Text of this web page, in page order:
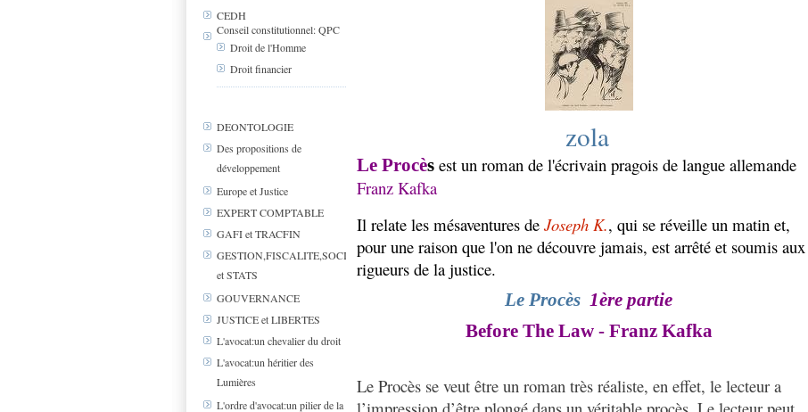
CEDH
Conseil constitutionnel: QPC
Droit de l'Homme
Droit financier
DEONTOLOGIE
Des propositions de
développement
Europe et Justice
EXPERT COMPTABLE
GAFI et TRACFIN
GESTION,FISCALITE,SOCIAL
et STATS
GOUVERNANCE
JUSTICE et LIBERTES
L'avocat:un chevalier du droit
L'avocat:un héritier des
Lumières
L'ordre d'avocat:un pilier de la
zola
Le Procès est un roman de l'écrivain pragois de langue allemande
Franz Kafka
Il relate les mésaventures de Joseph K., qui se réveille un matin et,
pour une raison que l'on ne découvre jamais, est arrêté et soumis aux
rigueurs de la justice.
Le Procès 1ère partie
Before The Law - Franz Kafka
Le Procès se veut être un roman très réaliste, en effet, le lecteur a